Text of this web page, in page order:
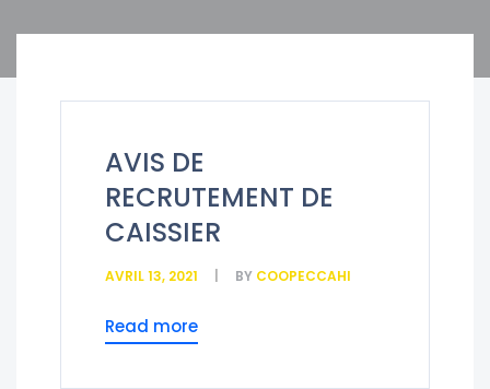
AVIS DE
RECRUTEMENT DE
CAISSIER
AVRIL 13, 2021 BY COOPECCAHI
Read more